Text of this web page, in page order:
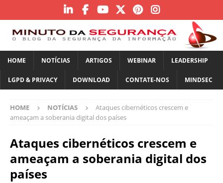
HOME NOTÍCIAS ARTIGOS WEBINAR LEADERSHIP
LGPD & PRIVACY DOWNLOAD CONTATE-NOS MINDSEC
HOME NOTÍCIAS
Ataques cibernéticos crescem e
ameaçam a soberania digital dos países
Ataques cibernéticos crescem e
ameaçam a soberania digital dos
países